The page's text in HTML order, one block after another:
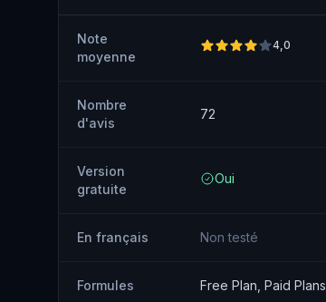
Note
moyenne
4,0
Nombre
d'avis
72
Version
gratuite
Oui
En français Non testé
Formules Free Plan, Paid Plans